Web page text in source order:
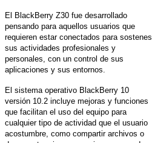
El BlackBerry Z30 fue desarrollado
pensando para aquellos usuarios que
requieren estar conectados para sostenes
sus actividades profesionales y
personales, con un control de sus
aplicaciones y sus entornos.
El sistema operativo BlackBerry 10
versión 10.2 incluye mejoras y funciones
que facilitan el uso del equipo para
cualquier tipo de actividad que el usuario
acostumbre, como compartir archivos o